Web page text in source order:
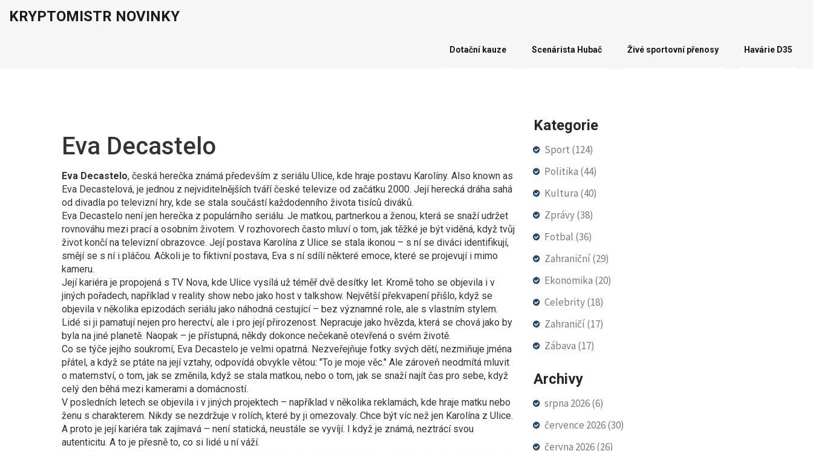
KRYPTOMISTR NOVINKY
Dotační kauze Scenárista Hubač Živé sportovní přenosy Havárie D35
Eva Decastelo
Eva Decastelo, česká herečka známá především z seriálu Ulice, kde hraje postavu Karolíny. Also known as
Eva Decastelová, je jednou z nejviditelnějších tváří české televize od začátku 2000. Její herecká dráha sahá
od divadla po televizní hry, kde se stala součástí každodenního života tisíců diváků.
Eva Decastelo není jen herečka z populárního seriálu. Je matkou, partnerkou a ženou, která se snaží udržet
rovnováhu mezi prací a osobním životem. V rozhovorech často mluví o tom, jak těžké je být viděná, když tvůj
život končí na televizní obrazovce. Její postava Karolína z Ulice se stala ikonou – s ní se diváci identifikují,
smějí se s ní i pláčou. Ačkoli je to fiktivní postava, Eva s ní sdílí některé emoce, které se projevují i mimo
kameru.
Její kariéra je propojená s TV Nova, kde Ulice vysílá už téměř dvě desítky let. Kromě toho se objevila i v
jiných pořadech, například v reality show nebo jako host v talkshow. Největší překvapení přišlo, když se
objevila v několika epizodách seriálu jako náhodná cestující – bez významné role, ale s vlastním stylem.
Lidé si ji pamatují nejen pro herectví, ale i pro její přirozenost. Nepracuje jako hvězda, která se chová jako by
byla na jiné planetě. Naopak – je přístupná, někdy dokonce nečekaně otevřená o svém životě.
Co se týče jejího soukromí, Eva Decastelo je velmi opatrná. Nezveřejňuje fotky svých dětí, nezmiňuje jména
přátel, a když se ptáte na její vztahy, odpovídá obvykle větou: "To je moje věc." Ale zároveň neodmítá mluvit
o maternství, o tom, jak se změnila, když se stala matkou, nebo o tom, jak se snaží najít čas pro sebe, když
celý den běhá mezi kamerami a domácností.
V posledních letech se objevila i v jiných projektech – například v několika reklamách, kde hraje matku nebo
ženu s charakterem. Nikdy se nezdržuje v rolích, které by ji omezovaly. Chce být víc než jen Karolína z Ulice.
A proto je její kariéra tak zajímavá – není statická, neustále se vyvíjí. I když je známá, neztrácí svou
autenticitu. A to je přesně to, co si lidé u ní váží.
Kategorie
Sport (124)
Politika (44)
Kultura (40)
Zprávy(38)
Fotbal (36)
Zahraniční(29)
Ekonomika (20)
Celebrity(18)
Zahraničí(17)
Zábava (17)
Archivy
srpna 2026(6)
července 2026(30)
června 2026(26)